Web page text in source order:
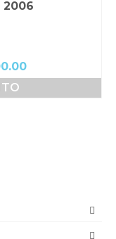
2006
El
precio